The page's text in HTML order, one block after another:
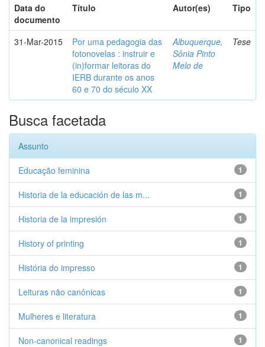
Data do
documento
Título Autor(es) Tipo
31-Mar-2015
Por uma pedagogia das
fotonovelas : instruir e
(in)formar leitoras do
IERB durante os anos
60 e 70 do século XX
Albuquerque,
Sônia Pinto
Melo de
Tese
Busca facetada
Assunto
1
Educação feminina
1
Historia de la educación de las m...
1
Historia de la impresión
1
History of printing
1
História do impresso
1
Leituras não canônicas
1
Mulheres e literatura
1
Non-canonical readings